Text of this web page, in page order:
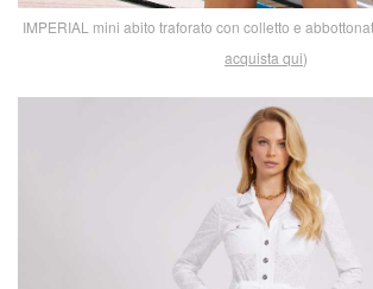
IMPERIAL mini abito traforato con colletto e
acquista qui)